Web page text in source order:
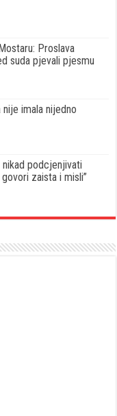
Proslava
suda pjevali pjesmu
imala nijedno
podcjenjivati
zaista i misli”